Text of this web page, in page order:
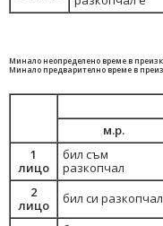
Минало неопределено време в
Минало предварително време в
м.р.
1
лицо
бил съм
разкопчал
2
лицо
бил си разкопчал